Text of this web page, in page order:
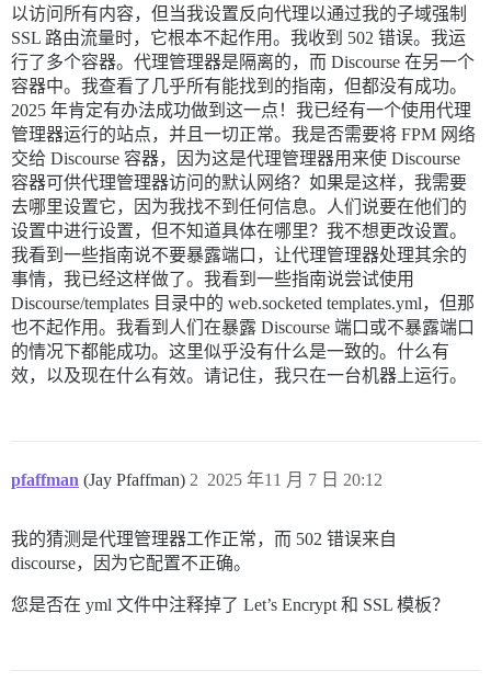
以访问所有内容，但当我设置反向代理以通过我的子域强制
SSL 路由流量时，它根本不起作用。我收到 502 错误。我运
行了多个容器。代理管理器是隔离的，而 Discourse 在另一个
容器中。我查看了几乎所有能找到的指南，但都没有成功。
2025 年肯定有办法成功做到这一点！我已经有一个使用代理
管理器运行的站点，并且一切正常。我是否需要将 FPM 网络
交给 Discourse 容器，因为这是代理管理器用来使 Discourse
容器可供代理管理器访问的默认网络？如果是这样，我需要
去哪里设置它，因为我找不到任何信息。人们说要在他们的
设置中进行设置，但不知道具体在哪里？我不想更改设置。
我看到一些指南说不要暴露端口，让代理管理器处理其余的
事情，我已经这样做了。我看到一些指南说尝试使用
Discourse/templates 目录中的 web.socketed templates.yml，但那
也不起作用。我看到人们在暴露 Discourse 端口或不暴露端口
的情况下都能成功。这里似乎没有什么是一致的。什么有
效，以及现在什么有效。请记住，我只在一台机器上运行。
pfaffman (Jay Pfaffman) 2025 年11 月 7 日 20:12
2
我的猜测是代理管理器工作正常，而 502 错误来自
discourse，因为它配置不正确。
您是否在 yml 文件中注释掉了 Let’s Encrypt 和 SSL 模板？